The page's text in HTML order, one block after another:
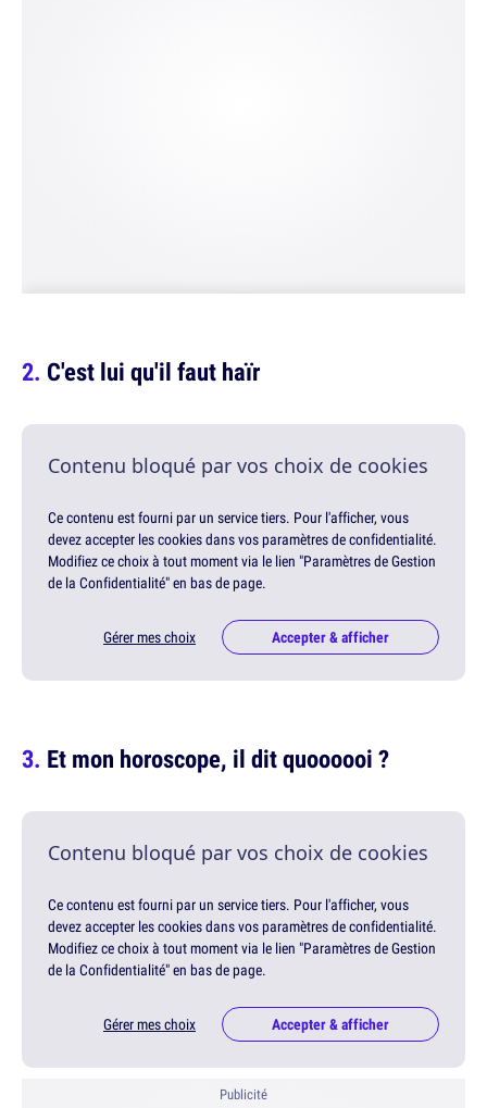
C'est lui qu'il faut haïr
Contenu bloqué par vos choix de cookies
Ce contenu est fourni par un service tiers. Pour l'afficher, vous
devez accepter les cookies dans vos paramètres de confidentialité.
Modifiez ce choix à tout moment via le lien "Paramètres de Gestion
de la Confidentialité" en bas de page.
Gérer mes choix Accepter & afficher
Et mon horoscope, il dit quoooooi ?
Contenu bloqué par vos choix de cookies
Ce contenu est fourni par un service tiers. Pour l'afficher, vous
devez accepter les cookies dans vos paramètres de confidentialité.
Modifiez ce choix à tout moment via le lien "Paramètres de Gestion
de la Confidentialité" en bas de page.
Gérer mes choix Accepter & afficher
Publicité